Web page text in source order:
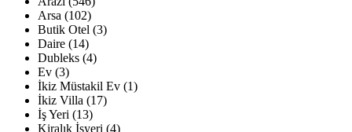
Arsa (102)
Butik Otel (3)
Daire (14)
Dubleks (4)
Ev (3)
İkiz Müstakil Ev (1)
İkiz Villa (17)
İş Yeri (13)
Kiralık İşyeri (4)